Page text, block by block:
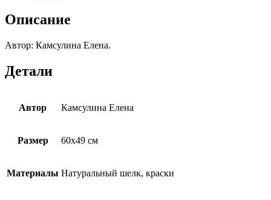
Описание
Автор: Камсулина Елена.
Детали
Автор Камсулина Елена
Размер 60х49 см
Материалы Натуральный шелк, краски